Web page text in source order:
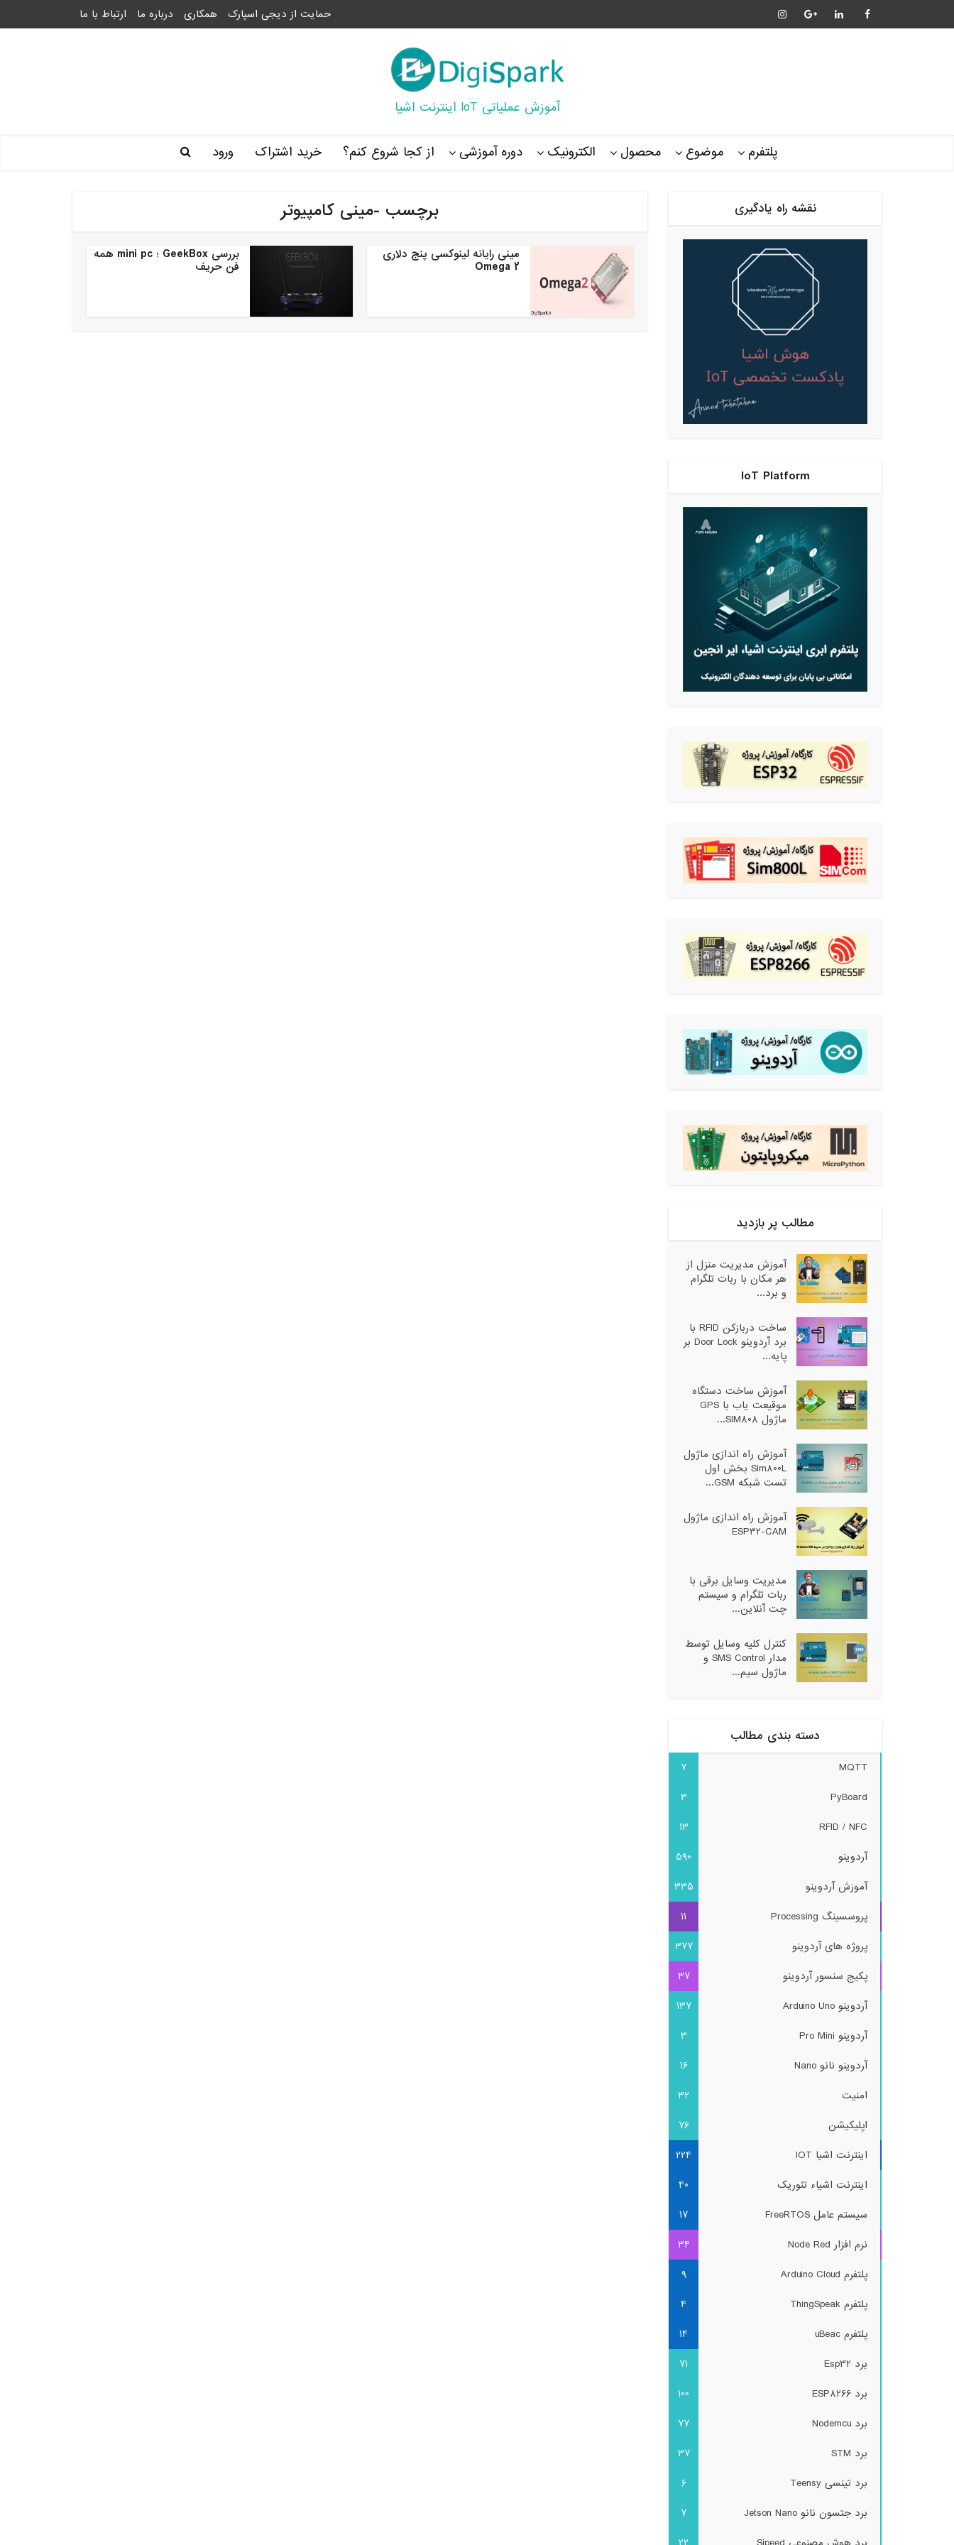
حمایت از دیجی اسپارک همکاری درباره ما ارتباط با ما
آموزش عملیاتی IoT اینترنت اشیا
پلتفرم موضوع محصول الکترونیک دوره آموزشی از کجا شروع کنم؟ خرید اشتراک ورود
برچسب -مینی کامپیوتر
مینی رایانه لینوکسی پنج دلاری
Omega 2
بررسی GeekBox ؛ mini pc همه
فن حریف
نقشه راه یادگیری
IoT Platform
مطالب پر بازدید
آموزش مدیریت منزل از
هر مکان با ربات تلگرام
و برد...
ساخت دربازکن RFID با
برد آردوینو Door Lock بر
پایه...
آموزش ساخت دستگاه
موقیعت یاب با GPS
ماژول SIM808...
آموزش راه اندازی ماژول
Sim800L بخش اول
تست شبکه GSM...
آموزش راه اندازی ماژول
ESP32-CAM
مدیریت وسایل برقی با
ربات تلگرام و سیستم
چت آنلاین...
کنترل کلیه وسایل توسط
مدار SMS Control و
ماژول سیم...
دسته بندی مطالب
MQTT
7
PyBoard
3
RFID / NFC
13
آردوینو
590
آموزش آردوینو
335
پروسسینگ Processing
11
پروژه های آردوینو
377
پکیج سنسور آردوینو
37
آردوینو Arduino Uno
137
آردوینو Pro Mini
3
آردوینو نانو Nano
16
امنیت
32
اپلیکیشن
76
اینترنت اشیا IOT
224
اینترنت اشیاء تئوریک
40
سیستم عامل FreeRTOS
17
نرم افزار Node Red
34
پلتفرم Arduino Cloud
9
پلتفرم ThingSpeak
4
پلتفرم uBeac
14
برد Esp32
71
برد ESP8266
100
برد Nodemcu
77
برد STM
37
برد تینسی Teensy
6
برد جتسون نانو Jetson Nano
7